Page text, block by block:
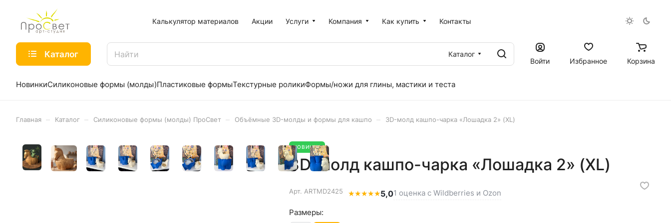
Калькулятор материалов Акции Услуги Компания Как купить Контакты
Каталог
Каталог
Войти
Избранное Корзина
НовинкиСиликоновые формы (молды)Пластиковые формыТекстурные роликиФормы/ножи для глины, мастики и теста
Главная Каталог Силиконовые формы (молды) ПроСвет Объёмные 3D-молды и формы для кашпо 3D-молд кашпо-чарка «Лошадка 2» (XL)
НОВИНКА
3D-молд кашпо-чарка «Лошадка 2» (XL)
Арт. ARTMD2425 ★★★★★5,01 оценка с Wildberries и Ozon
Размеры: